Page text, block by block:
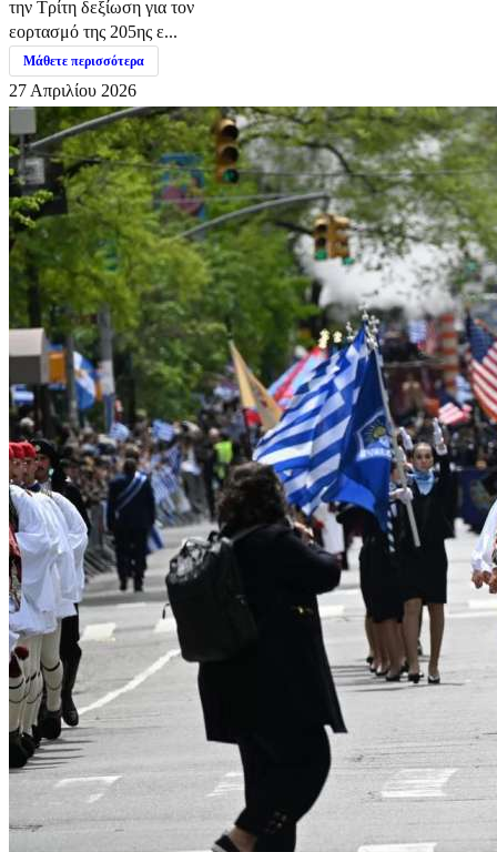
την Τρίτη δεξίωση για τον
εορτασμό της 205ης ε...
Μάθετε περισσότερα
27 Απριλίου 2026